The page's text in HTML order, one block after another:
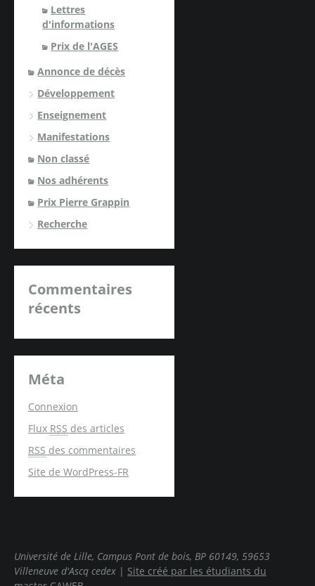
Lettres
d'informations
Prix de l'AGES
Annonce de décès
Développement
Enseignement
Manifestations
Non classé
Nos adhérents
Prix Pierre Grappin
Recherche
Commentaires
récents
Méta
Connexion
Flux RSS des articles
RSS des commentaires
Site de WordPress-FR
Université de Lille, Campus Pont de bois, BP 60149, 59653
Villeneuve d'Ascq cedex | Site créé par les étudiants du